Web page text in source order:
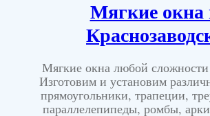
Мягкие окна
Мягкие окна любой сложности
Изготовим и установим
прямоугольники, трапеции,
параллелепипеды, ромбы,